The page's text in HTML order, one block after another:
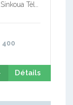
Tél…
400
Détails